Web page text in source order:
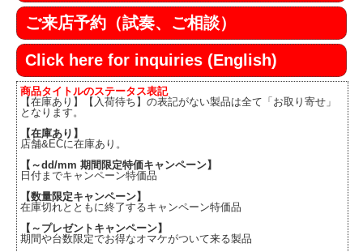
ご来店予約（試奏、ご相談）
Click here for inquiries (English)
商品タイトルのステータス表記
【在庫あり】【入荷待ち】の表記がない製品は全て「お取り寄せ」
となります。
【在庫あり】
店舗&ECに在庫あり。
【～dd/mm 期間限定特価キャンペーン】
日付までキャンペーン特価品
【数量限定キャンペーン】
在庫切れとともに終了するキャンペーン特価品
【～プレゼントキャンペーン】
期間や台数限定でお得なオマケがついて来る製品